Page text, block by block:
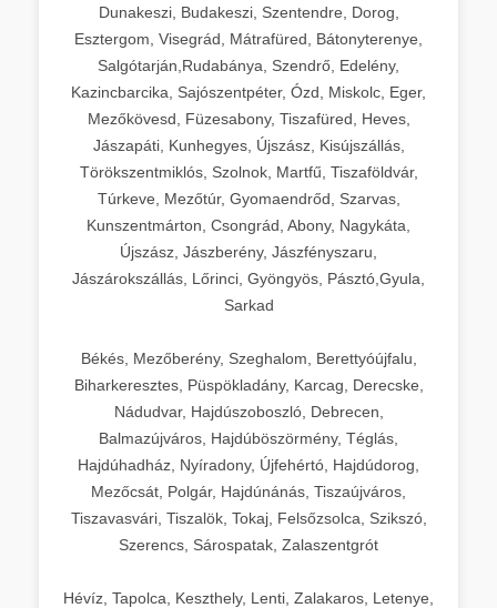
Dunakeszi, Budakeszi, Szentendre, Dorog,
Esztergom, Visegrád, Mátrafüred, Bátonyterenye,
Salgótarján,Rudabánya, Szendrő, Edelény,
Kazincbarcika, Sajószentpéter, Ózd, Miskolc, Eger,
Mezőkövesd, Füzesabony, Tiszafüred, Heves,
Jászapáti, Kunhegyes, Újszász, Kisújszállás,
Törökszentmiklós, Szolnok, Martfű, Tiszaföldvár,
Túrkeve, Mezőtúr, Gyomaendrőd, Szarvas,
Kunszentmárton, Csongrád, Abony, Nagykáta,
Újszász, Jászberény, Jászfényszaru,
Jászárokszállás, Lőrinci, Gyöngyös, Pásztó,Gyula,
Sarkad
Békés, Mezőberény, Szeghalom, Berettyóújfalu,
Biharkeresztes, Püspökladány, Karcag, Derecske,
Nádudvar, Hajdúszoboszló, Debrecen,
Balmazújváros, Hajdúböszörmény, Téglás,
Hajdúhadház, Nyíradony, Újfehértó, Hajdúdorog,
Mezőcsát, Polgár, Hajdúnánás, Tiszaújváros,
Tiszavasvári, Tiszalök, Tokaj, Felsőzsolca, Szikszó,
Szerencs, Sárospatak, Zalaszentgrót
Hévíz, Tapolca, Keszthely, Lenti, Zalakaros, Letenye,